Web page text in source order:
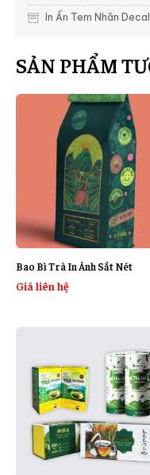
In Ấn Tem Nhãn Decal
SẢN PHẨM
Bao Bì Trà In Ảnh Sắt Nét
Giá liên hệ